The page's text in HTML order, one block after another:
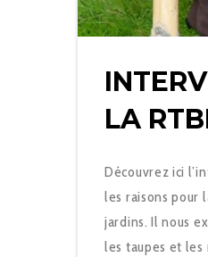
LA
Découvrez ici
les raisons pour
jardins. Il nous
les taupes et les